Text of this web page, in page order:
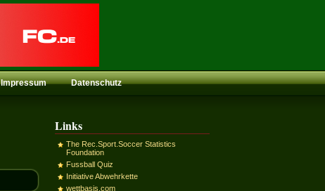
Impressum Datenschutz
Links
The Rec.Sport.Soccer Statistics
Foundation
Fussball Quiz
Initiative Abwehrkette
wettbasis.com